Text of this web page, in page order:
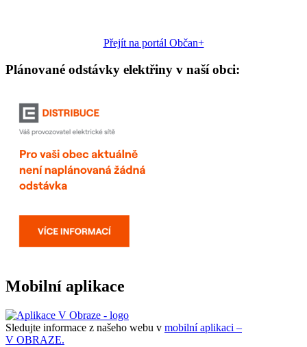
Přejít na portál Občan+
Plánované odstávky elektřiny v naší obci:
Mobilní aplikace
Sledujte informace z našeho webu v mobilní aplikaci –
V OBRAZE.